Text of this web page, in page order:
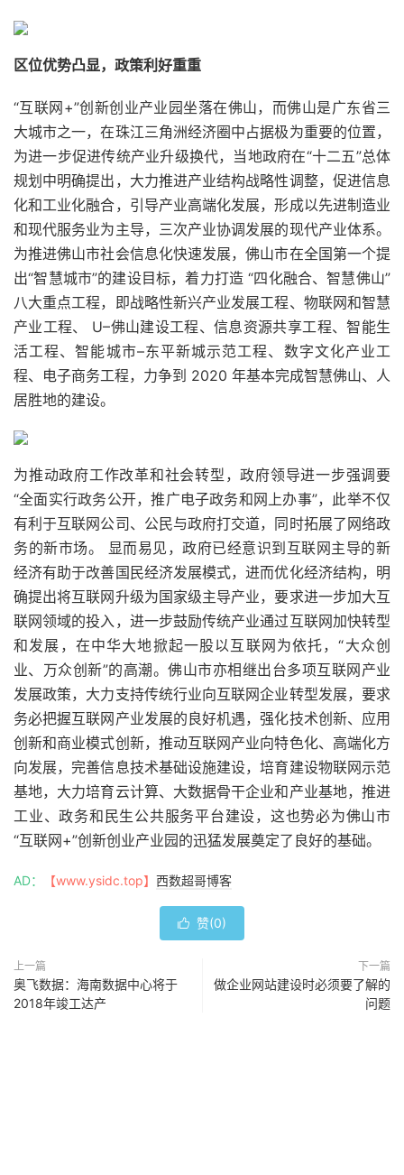
区位优势凸显，政策利好重重
“互联网+”创新创业产业园坐落在佛山，而佛山是广东省三
大城市之一，在珠江三角洲经济圈中占据极为重要的位置，
为进一步促进传统产业升级换代，当地政府在“十二五”总体
规划中明确提出，大力推进产业结构战略性调整，促进信息
化和工业化融合，引导产业高端化发展，形成以先进制造业
和现代服务业为主导，三次产业协调发展的现代产业体系。
为推进佛山市社会信息化快速发展，佛山市在全国第一个提
出“智慧城市”的建设目标，着力打造 “四化融合、智慧佛山”
八大重点工程，即战略性新兴产业发展工程、物联网和智慧
产业工程、 U–佛山建设工程、信息资源共享工程、智能生
活工程、智能城市–东平新城示范工程、数字文化产业工
程、电子商务工程，力争到 2020 年基本完成智慧佛山、人
居胜地的建设。
为推动政府工作改革和社会转型，政府领导进一步强调要
“全面实行政务公开，推广电子政务和网上办事”，此举不仅
有利于互联网公司、公民与政府打交道，同时拓展了网络政
务的新市场。 显而易见，政府已经意识到互联网主导的新
经济有助于改善国民经济发展模式，进而优化经济结构，明
确提出将互联网升级为国家级主导产业，要求进一步加大互
联网领域的投入，进一步鼓励传统产业通过互联网加快转型
和发展，在中华大地掀起一股以互联网为依托，“大众创
业、万众创新”的高潮。佛山市亦相继出台多项互联网产业
发展政策，大力支持传统行业向互联网企业转型发展，要求
务必把握互联网产业发展的良好机遇，强化技术创新、应用
创新和商业模式创新，推动互联网产业向特色化、高端化方
向发展，完善信息技术基础设施建设，培育建设物联网示范
基地，大力培育云计算、大数据骨干企业和产业基地，推进
工业、政务和民生公共服务平台建设，这也势必为佛山市
“互联网+”创新创业产业园的迅猛发展奠定了良好的基础。
AD： 【www.ysidc.top】 西数超哥博客
 赞(0)
上一篇
奥飞数据：海南数据中心将于
2018年竣工达产
下一篇
做企业网站建设时必须要了解的
问题